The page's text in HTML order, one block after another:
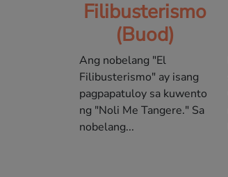
Filibusterismo
(Buod)
Ang nobelang "El
Filibusterismo" ay isang
pagpapatuloy sa kuwento
ng "Noli Me Tangere." Sa
nobelang...